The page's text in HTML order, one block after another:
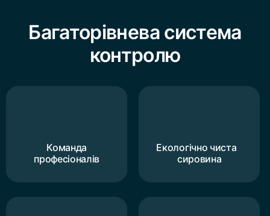
Багаторівнева система
контролю
Команда
професіоналів
Екологічно чиста
сировина